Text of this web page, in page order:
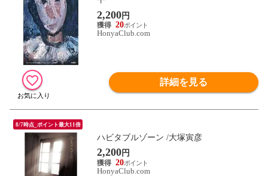
2,200円
20
HonyaClub.com
詳細を見る
8/7時点_ポイント最大11倍
ハビタブルゾーン /大塚寅彦
2,200円
20
HonyaClub.com